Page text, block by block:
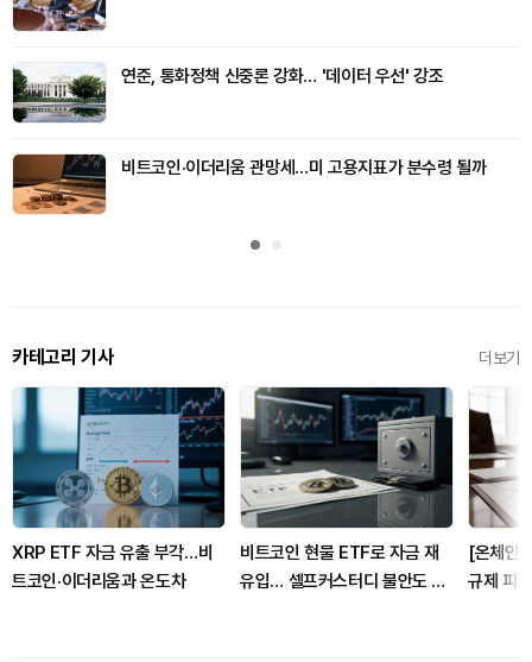
연준, 통화정책 신중론 강화… '데이터 우선' 강조
비트코인·이더리움 관망세…미 고용지표가 분수령 될까
카테고리 기사 더보기
XRP ETF 자금 유출 부각…비
트코인·이더리움과 온도차
비트코인 현물 ETF로 자금 재
유입… 셀프커스터디 불안도 자
[온체인
규제 피